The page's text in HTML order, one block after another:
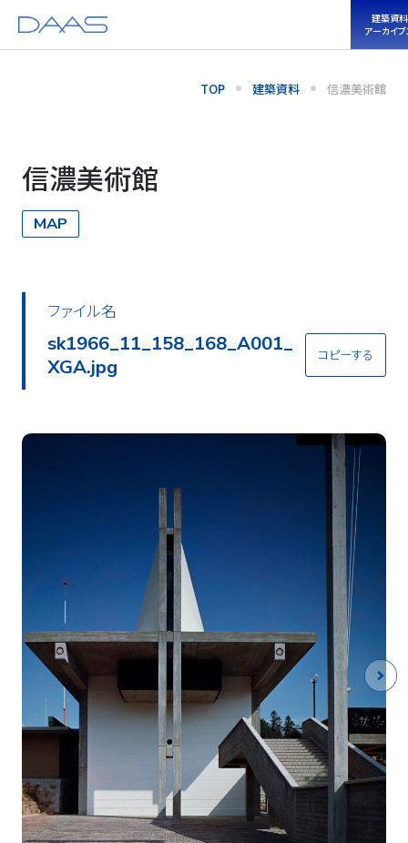
建築資料
アーカイ
TOP 建築資料 信濃美術館
信濃美術館
MAP
ファイル名
sk1966_11_158_168_A002_
XGA.jpg
コピーする